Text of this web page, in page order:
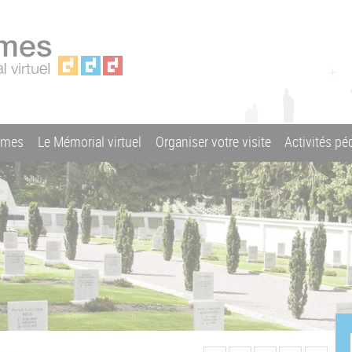
Le Mémorial virtuel Organiser votre visite Activités